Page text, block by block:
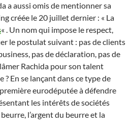
a aussi omis de mentionner sa
créée le 20 juillet dernier : « La
« . Un nom qui impose le respect,
le postulat suivant : pas de clients
pas de déclaration, pas de
Rachida pour son talent
? En se lançant dans ce type de
eurodéputée à défendre
les intérêts de sociétés
l’argent du beurre et la